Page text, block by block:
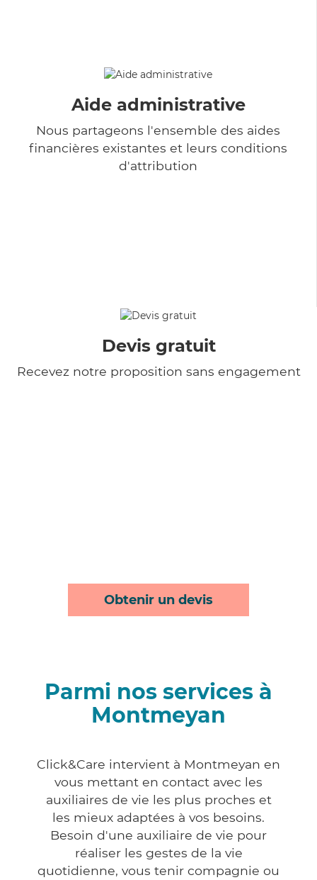
Aide administrative
Nous partageons l'ensemble des aides
financières existantes et leurs conditions
d'attribution
Devis gratuit
Recevez notre proposition sans engagement
Obtenir un devis
Parmi nos services à
Montmeyan
Click&Care intervient à Montmeyan en
vous mettant en contact avec les
auxiliaires de vie les plus proches et
les mieux adaptées à vos besoins.
Besoin d'une auxiliaire de vie pour
réaliser les gestes de la vie
quotidienne, vous tenir compagnie ou